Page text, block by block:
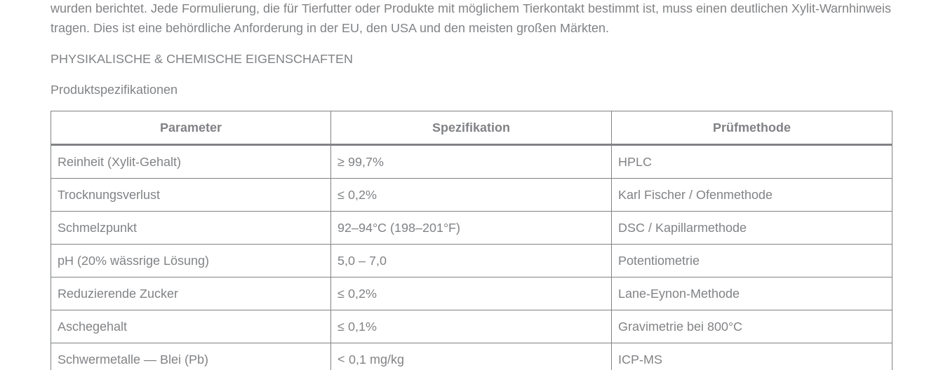
wurden berichtet. Jede Formulierung, die für Tierfutter oder Produkte mit möglichem Tierkontakt bestimmt ist, muss einen deutlichen Xylit-Warnhinweis
tragen. Dies ist eine behördliche Anforderung in der EU, den USA und den meisten großen Märkten.
PHYSIKALISCHE & CHEMISCHE EIGENSCHAFTEN
Produktspezifikationen
Parameter Spezifikation Prüfmethode
Reinheit (Xylit-Gehalt) ≥ 99,7% HPLC
Trocknungsverlust ≤ 0,2% Karl Fischer / Ofenmethode
Schmelzpunkt 92–94°C (198–201°F) DSC / Kapillarmethode
pH (20% wässrige Lösung) 5,0 – 7,0 Potentiometrie
Reduzierende Zucker ≤ 0,2% Lane-Eynon-Methode
Aschegehalt ≤ 0,1% Gravimetrie bei 800°C
Schwermetalle — Blei (Pb) < 0,1 mg/kg ICP-MS